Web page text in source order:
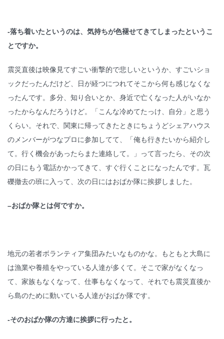
-落ち着いたというのは、気持ちが色褪せてきてしまったというこ
とですか。
震災直後は映像見てすごい衝撃的で悲しいというか、すごいショ
ックだったんだけど、日が経つにつれてそこから何も感じなくな
ったんです。多分、知り合いとか、身近で亡くなった人がいなか
ったからなんだろうけど。「こんな冷めてたっけ、自分」と思う
くらい。それで、関東に帰ってきたときにちょうどシェアハウス
のメンバーがつなプロに参加してて、「俺も行きたいから紹介し
て。行く機会があったらまた連絡して。」って言ったら、その次
の日にもう電話かかってきて、すぐ行くことになったんです。瓦
礫撤去の班に入って、次の日にはおばか隊に挨拶しました。
–おばか隊とは何ですか。
地元の若者ボランティア集団みたいなものかな。もともと大島に
は漁業や養殖をやっている人達が多くて。そこで家がなくなっ
て、家族もなくなって、仕事もなくなって、それでも震災直後か
ら島のために動いている人達がおばか隊です。
-そのおばか隊の方達に挨拶に行ったと。